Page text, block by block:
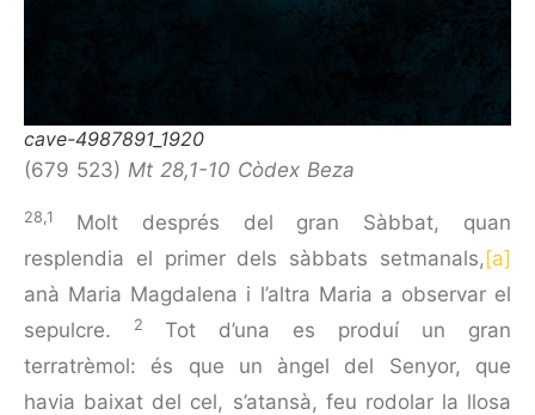
cave-4987891_1920
(679 523) Mt 28,1-10 Còdex Beza
28,1 Molt després del gran Sàbbat, quan
resplendia el primer dels sàbbats setmanals, [a]
anà Maria Magdalena i l’altra Maria a observar el
sepulcre.
2 Tot d’una es produí un gran
terratrèmol: és que un àngel del Senyor, que
havia baixat del cel, s’atansà, feu rodolar la llosa